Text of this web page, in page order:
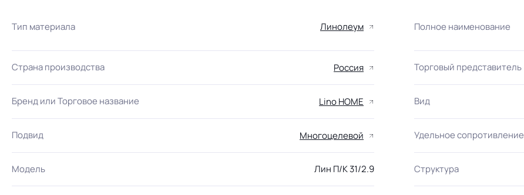
Тип материала Линолеум Полное наименование
Страна производства Россия Торговый представитель
Бренд или Торговое название Lino HOME Вид
Подвид Многоцелевой Удельное сопротивление
Модель Лин П/К 31/2.9 Структура